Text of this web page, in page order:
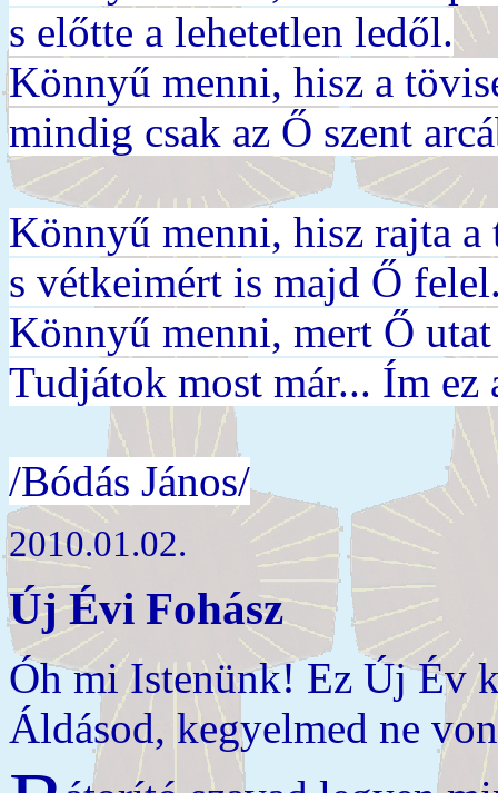
s előtte a lehetetlen ledől.
Könnyű menni, hisz a
mindig csak az Ő szent
Könnyű menni, hisz rajta a
s vétkeimért is majd Ő
Könnyű menni, mert Ő
Tudjátok most már... Ím
/Bódás János/
2010.01.02.
Új Évi Fohász
Óh mi Istenünk! Ez Új Év
Áldásod, kegyelmed ne